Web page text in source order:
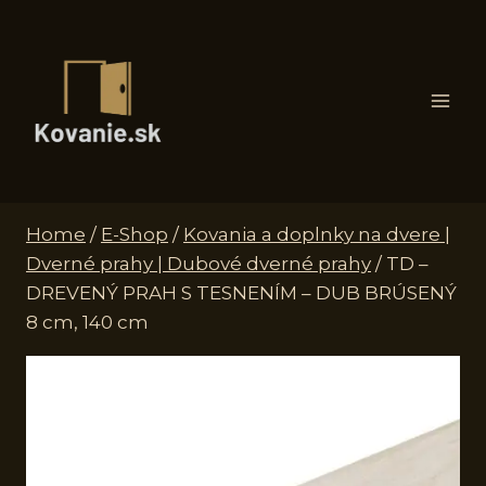
Home / E-Shop / Kovania a doplnky na dvere |
Dverné prahy | Dubové dverné prahy / TD –
DREVENÝ PRAH S TESNENÍM – DUB BRÚSENÝ
8 cm, 140 cm